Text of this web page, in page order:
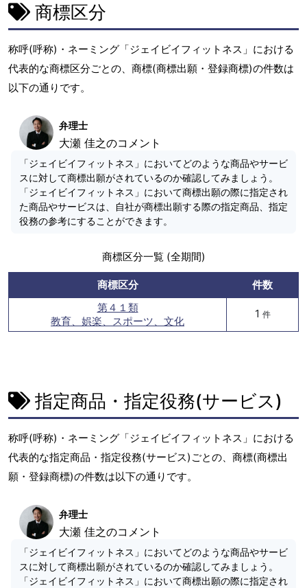
商標区分
称呼(呼称)・ネーミング「ジェイビイフィットネス」における
代表的な商標区分ごとの、商標(商標出願・登録商標)の件数は
以下の通りです。
弁理士
大瀬 佳之のコメント
「ジェイビイフィットネス」においてどのような商品やサービ
スに対して商標出願がされているのか確認してみましょう。
「ジェイビイフィットネス」において商標出願の際に指定され
た商品やサービスは、自社が商標出願する際の指定商品、指定
役務の参考にすることができます。
商標区分一覧 (全期間)
商標区分
件数
第４１類
教育、娯楽、スポーツ、文化
1 件
指定商品・指定役務(サービス)
称呼(呼称)・ネーミング「ジェイビイフィットネス」における
代表的な指定商品・指定役務(サービス)ごとの、商標(商標出
願・登録商標)の件数は以下の通りです。
弁理士
大瀬 佳之のコメント
「ジェイビイフィットネス」においてどのような商品やサービ
スに対して商標出願がされているのか確認してみましょう。
「ジェイビイフィットネス」において商標出願の際に指定され